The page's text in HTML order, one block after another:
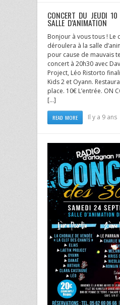
CONCERT DU JEUDI
SALLE D’ANIMATION
Bonjour à vous tous ! Le
déroulera à la salle
pour cause de mauvais
concert à 20h30 avec
Project, Léo Ristorto
Kids 2 et Oyann.
place. 10€ L’entrée. ON
[…]
READ MORE Il y a 9 ans